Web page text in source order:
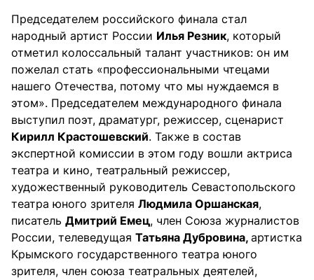
Председателем российского финала стал
народный артист России Илья Резник, который
отметил колоссальный талант участников: он им
пожелал стать «профессиональными чтецами
нашего Отечества, потому что мы нуждаемся в
этом». Председателем международного финала
выступил поэт, драматург, режиссер, сценарист
Кирилл Крастошевский. Также в состав
экспертной комиссии в этом году вошли актриса
театра и кино, театральный режиссер,
художественный руководитель Севастопольского
театра юного зрителя Людмила Оршанская,
писатель Дмитрий Емец, член Союза журналистов
России, телеведущая Татьяна Дубровина, артистка
Крымского государственного театра юного
зрителя, член союза театральных деятелей,